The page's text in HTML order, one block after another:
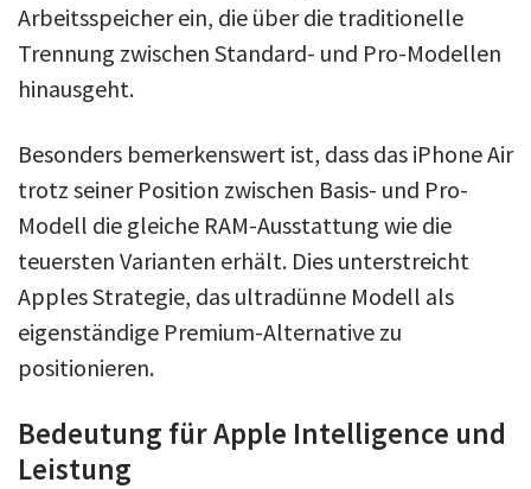
Arbeitsspeicher ein, die über die traditionelle
Trennung zwischen Standard- und Pro-Modellen
hinausgeht.
Besonders bemerkenswert ist, dass das iPhone Air
trotz seiner Position zwischen Basis- und Pro-
Modell die gleiche RAM-Ausstattung wie die
teuersten Varianten erhält. Dies unterstreicht
Apples Strategie, das ultradünne Modell als
eigenständige Premium-Alternative zu
positionieren.
Bedeutung für Apple Intelligence und
Leistung